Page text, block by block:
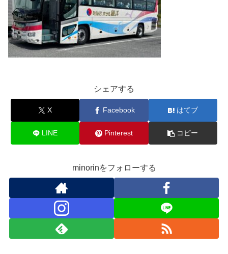
シェアする
X Facebook はてブ
LINE Pinterest コピー
minorinをフォローする